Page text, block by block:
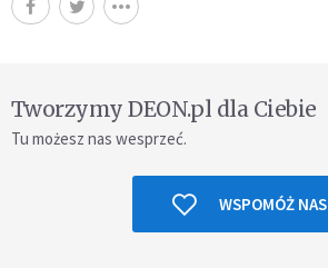
Tworzymy DEON.pl dla Ciebie
Tu możesz nas wesprzeć.
WSPOMÓŻ NAS